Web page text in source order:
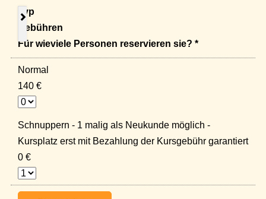
Typ
Gebühren
Für wieviele Personen reservieren sie? *
Normal
140 €
Schnuppern - 1 malig als Neukunde möglich -
Kursplatz erst mit Bezahlung der Kursgebühr garantiert
0 €